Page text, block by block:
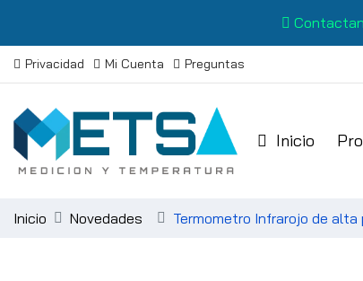
Privacidad Mi Cuenta Preguntas
Inicio
Inicio Novedades Termometro Infrarojo de alta